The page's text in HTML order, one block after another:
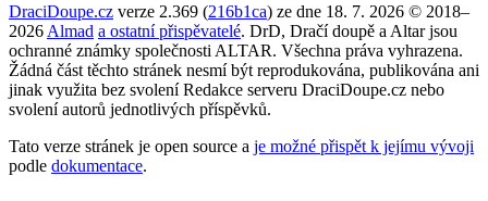
DraciDoupe.cz verze 2.369 (216b1ca) ze dne 18. 7. 2026 © 2018–
2026 Almad a ostatní přispěvatelé. DrD, Dračí doupě a Altar jsou
ochranné známky společnosti ALTAR. Všechna práva vyhrazena.
Žádná část těchto stránek nesmí být reprodukována, publikována ani
jinak využita bez svolení Redakce serveru DraciDoupe.cz nebo
svolení autorů jednotlivých příspěvků.
Tato verze stránek je open source a je možné přispět k jejímu vývoji
podle dokumentace.